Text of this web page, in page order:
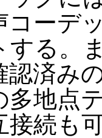
コーデ
する。
認済み
多地点
接続も